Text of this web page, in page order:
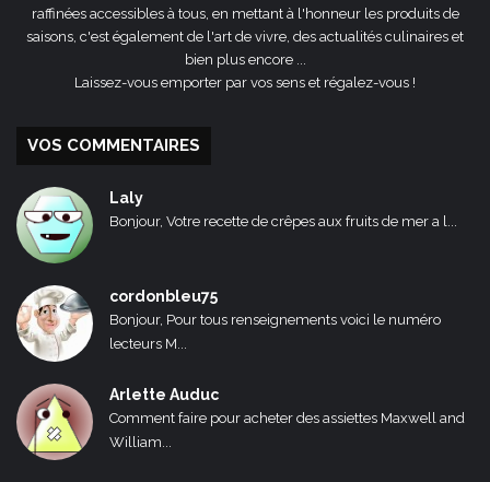
raffinées accessibles à tous, en mettant à l'honneur les produits de
saisons, c'est également de l'art de vivre, des actualités culinaires et
bien plus encore ...
Laissez-vous emporter par vos sens et régalez-vous !
VOS COMMENTAIRES
Laly
Bonjour, Votre recette de crêpes aux fruits de mer a l...
cordonbleu75
Bonjour, Pour tous renseignements voici le numéro
lecteurs M...
Arlette Auduc
Comment faire pour acheter des assiettes Maxwell and
William...